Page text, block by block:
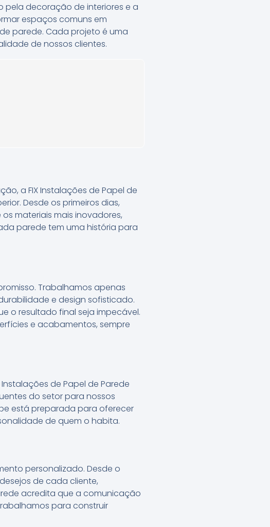
pela decoração de interiores e a
espaços comuns em
parede. Cada projeto é uma
de nossos clientes.
a FIX Instalações de Papel de
Desde os primeiros dias,
materiais mais inovadores,
parede tem uma história para
Trabalhamos apenas
e design sofisticado.
o resultado final seja impecável.
e acabamentos, sempre
de Papel de Parede
do setor para nossos
está preparada para oferecer
de quem o habita.
personalizado. Desde o
de cada cliente,
acredita que a comunicação
para construir